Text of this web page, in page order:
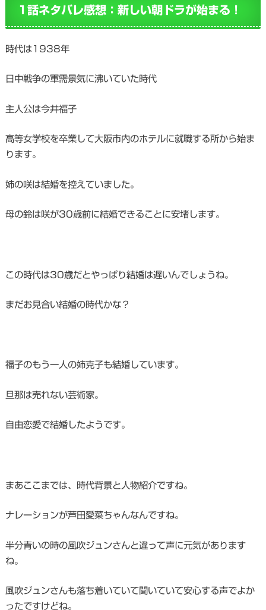
1話ネタバレ感想：新しい朝ドラが始まる！
時代は1938年
日中戦争の軍需景気に沸いていた時代
主人公は今井福子
高等女学校を卒業して大阪市内のホテルに就職する所から始ま
ります。
姉の咲は結婚を控えていました。
母の鈴は咲が30歳前に結婚できることに安堵します。
この時代は30歳だとやっぱり結婚は遅いんでしょうね。
まだお見合い結婚の時代かな？
福子のもう一人の姉克子も結婚しています。
旦那は売れない芸術家。
自由恋愛で結婚したようです。
まあここまでは、時代背景と人物紹介ですね。
ナレーションが芦田愛菜ちゃんなんですね。
半分青いの時の風吹ジュンさんと違って声に元気があります
ね。
風吹ジュンさんも落ち着いていて聞いていて安心する声でよか
ったですけどね。